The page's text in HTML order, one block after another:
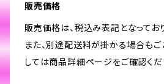
販売価格
販売価格は、税込み表記となっており
また、別途配送料が掛かる場合もご
しては商品詳細ページをご確認くだ